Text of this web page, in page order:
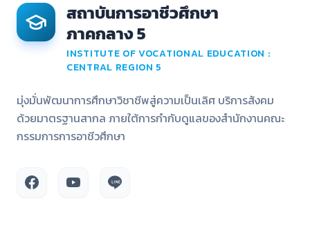
สถาบันการอาชีวศึกษา
ภาคกลาง 5
INSTITUTE OF VOCATIONAL EDUCATION :
CENTRAL REGION 5
มุ่งมั่นพัฒนาการศึกษาวิชาชีพสู่ความเป็นเลิศ บริการสังคม
ด้วยมาตรฐานสากล ภายใต้การกำกับดูแลของสำนักงานคณะ
กรรมการการอาชีวศึกษา